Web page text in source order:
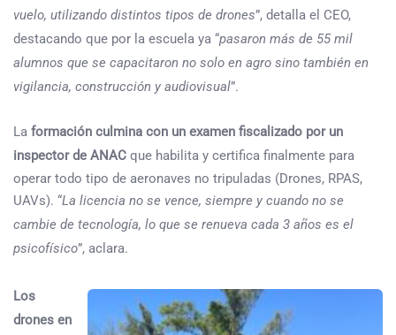
vuelo, utilizando distintos tipos de drones”, detalla el CEO,
destacando que por la escuela ya “pasaron más de 55 mil
alumnos que se capacitaron no solo en agro sino también en
vigilancia, construcción y audiovisual”.
La formación culmina con un examen fiscalizado por un
inspector de ANAC que habilita y certifica finalmente para
operar todo tipo de aeronaves no tripuladas (Drones, RPAS,
UAVs). “La licencia no se vence, siempre y cuando no se
cambie de tecnología, lo que se renueva cada 3 años es el
psicofísico”, aclara.
Los
drones en